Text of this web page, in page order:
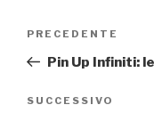
Articolo
precedente:
PRECEDENTE
Pin Up Infiniti:
Articolo
SUCCESSIVO